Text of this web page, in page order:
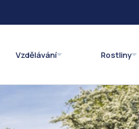
Vzdělávání Rostliny